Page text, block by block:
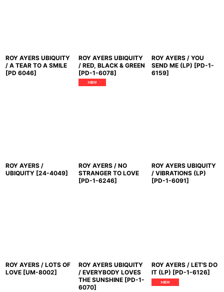
ROY AYERS UBIQUITY
/ A TEAR TO A SMILE
[PD 6046]
ROY AYERS UBIQUITY
/ RED, BLACK & GREEN
[PD-1-6078]
ROY AYERS / YOU
SEND ME (LP) [PD-1-
6159]
ROY AYERS /
UBIQUITY [24-4049]
ROY AYERS / NO
STRANGER TO LOVE
[PD-1-6246]
ROY AYERS UBIQUITY
/ VIBRATIONS (LP)
[PD-1-6091]
ROY AYERS / LOTS OF
LOVE [UM-8002]
ROY AYERS UBIQUITY
/ EVERYBODY LOVES
THE SUNSHINE [PD-1-
6070]
ROY AYERS / LET'S DO
IT (LP) [PD-1-6126]